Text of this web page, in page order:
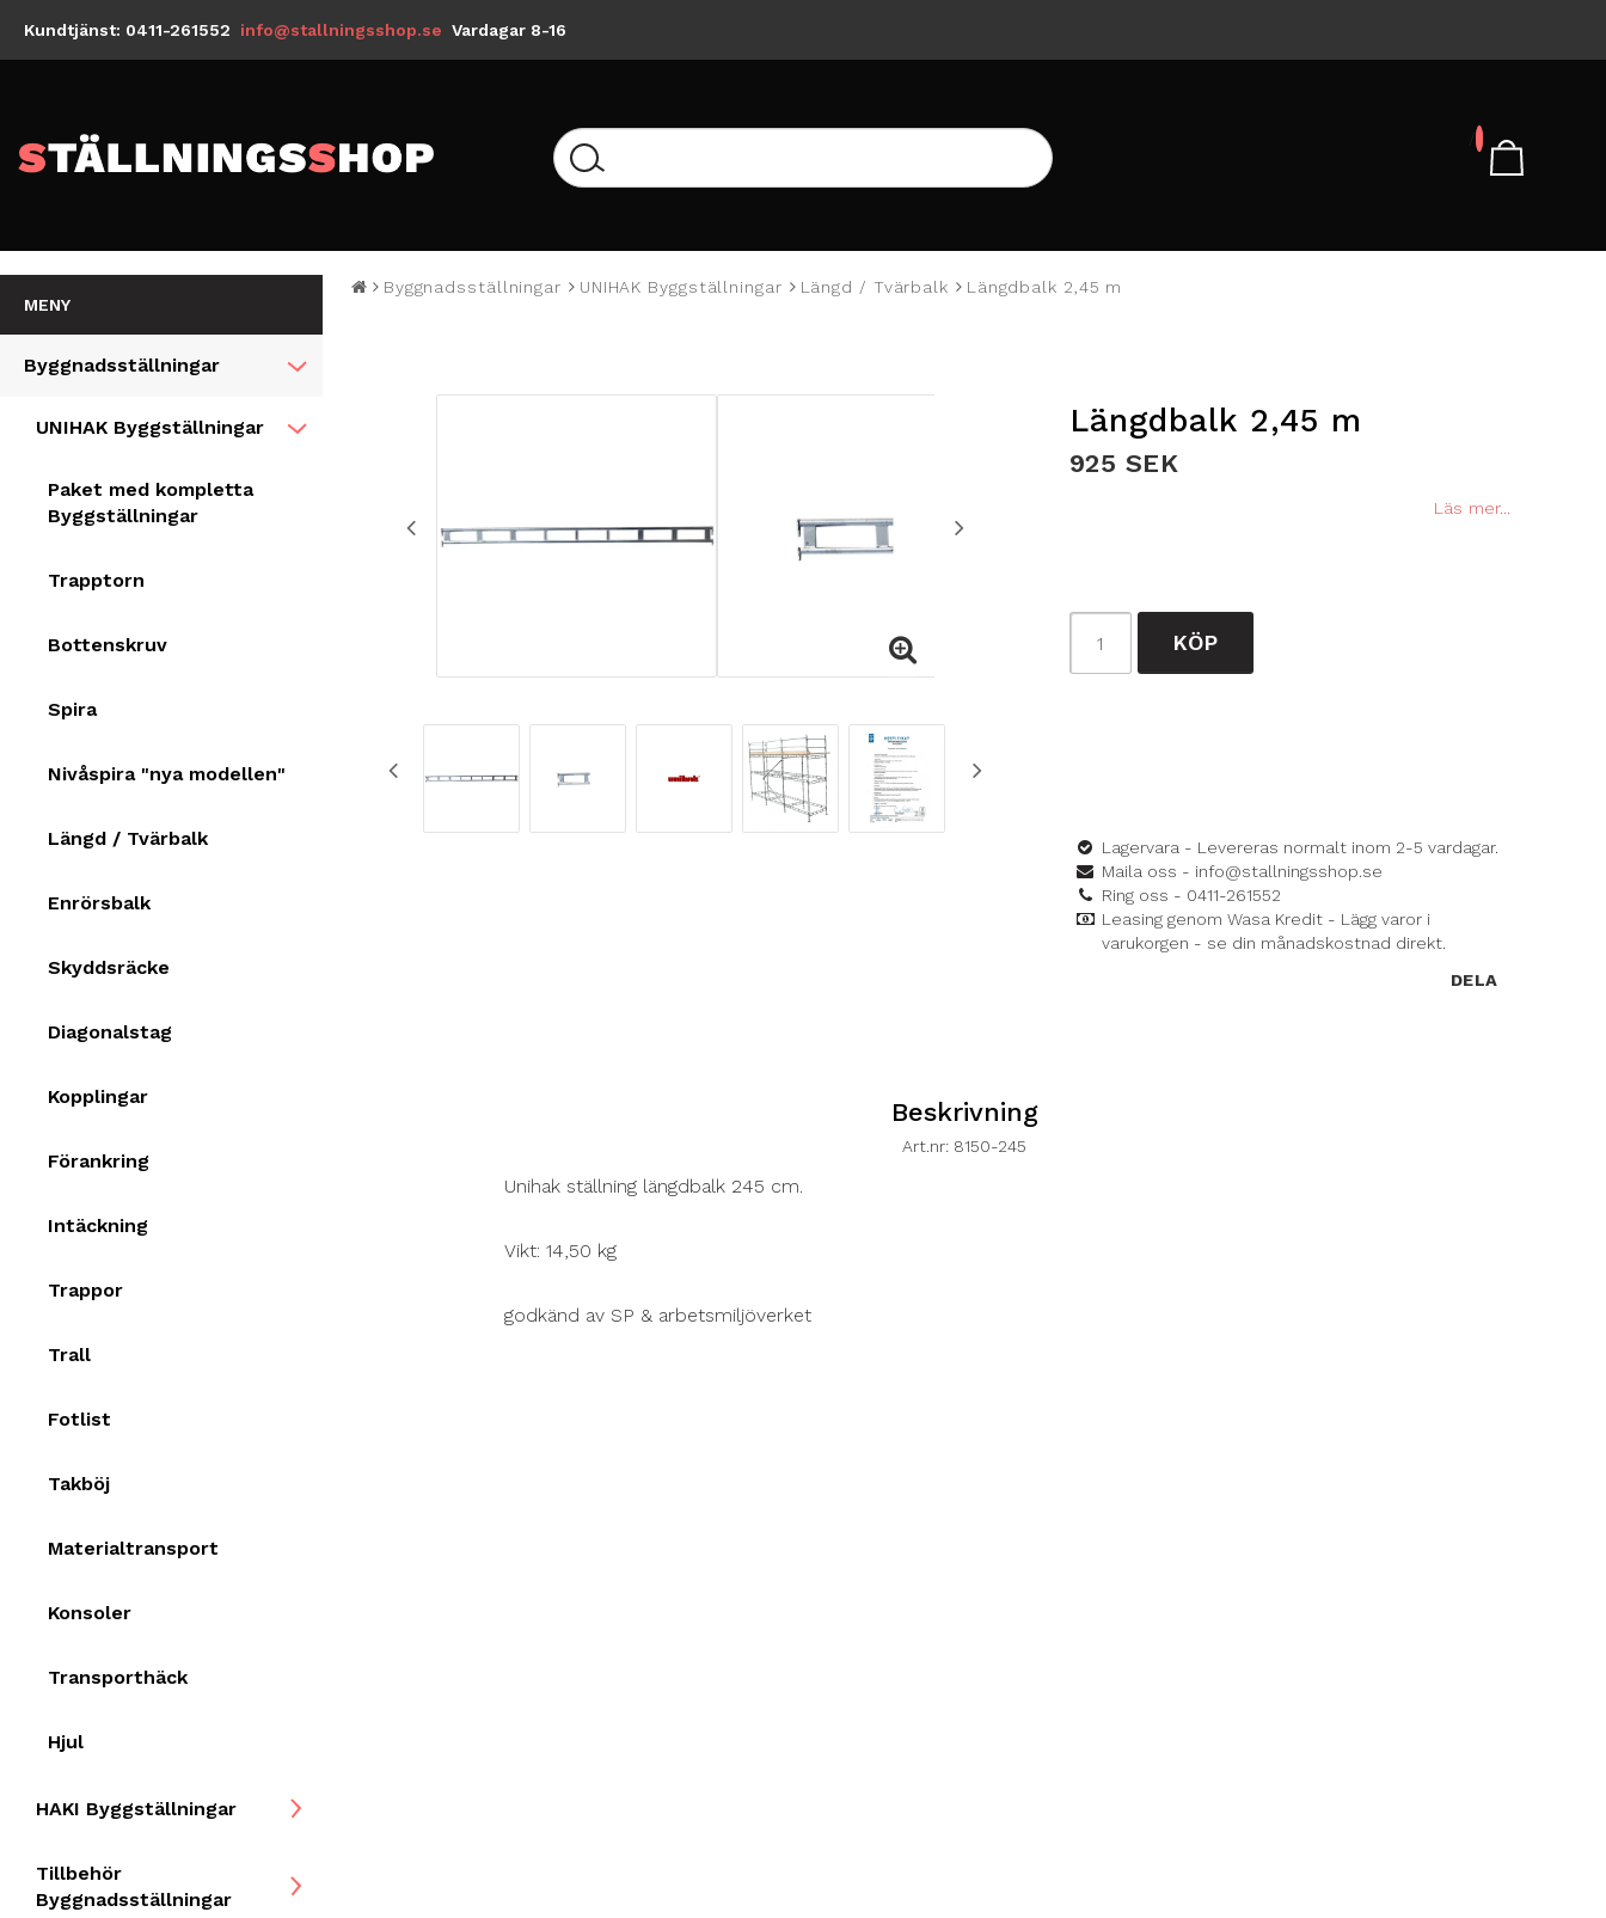
Kundtjänst: 0411-261552 info@stallningsshop.se Vardagar 8-16
MENY
Byggnadsställningar
UNIHAK Byggställningar
Paket med kompletta
Byggställningar
Trapptorn
Bottenskruv
Spira
Nivåspira "nya modellen"
Längd / Tvärbalk
Enrörsbalk
Skyddsräcke
Diagonalstag
Kopplingar
Förankring
Intäckning
Trappor
Trall
Fotlist
Takböj
Materialtransport
Konsoler
Transporthäck
Hjul
HAKI Byggställningar
Tillbehör
Byggnadsställningar
Byggnadsställningar UNIHAK Byggställningar Längd / Tvärbalk Längdbalk 2,45 m
Längdbalk 2,45 m
925 SEK
Läs mer...
KÖP
Lagervara - Levereras normalt inom 2-5 vardagar.
Maila oss - info@stallningsshop.se
Ring oss - 0411-261552
Leasing genom Wasa Kredit - Lägg varor i
varukorgen - se din månadskostnad direkt.
DELA
Beskrivning
Art.nr: 8150-245
Unihak ställning längdbalk 245 cm.
Vikt: 14,50 kg
godkänd av SP & arbetsmiljöverket